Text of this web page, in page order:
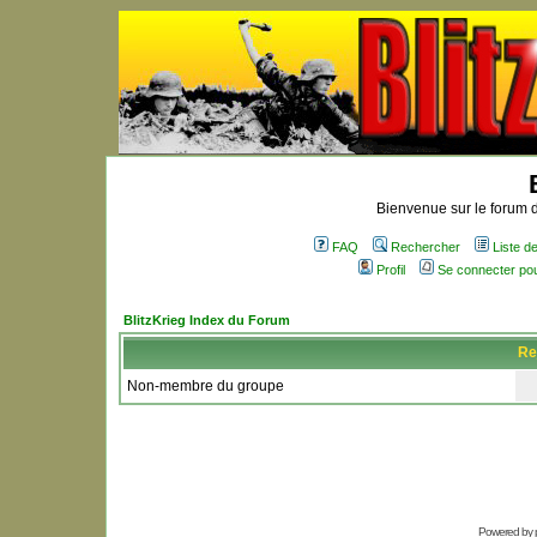
Bienvenue sur le forum
FAQ Rechercher
Liste
Profil
Se connecter
BlitzKrieg Index du Forum
Non-membre du groupe
Powered by